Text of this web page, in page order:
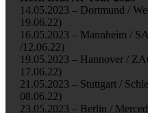
14.05.2023 – Dortmund /
19.06.22)
16.05.2023 – Mannheim /
/12.06.22)
19.05.2023 – Hannover /
17.06.22)
21.05.2023 – Stuttgart /
08.06.22)
23.05.2023 – Berlin /